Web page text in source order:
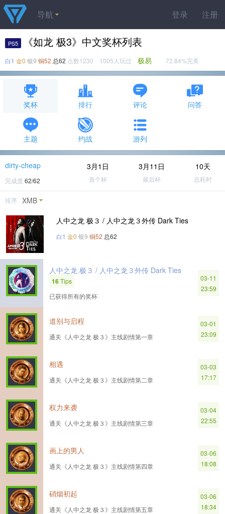
登录 注册
导航
PS5 《如龙 极3》中文奖杯列表
白1 金0 银9 铜52 总62 点数1230 1005人玩过 极易 72.84%完美
奖杯 排行 评论 问答
主题 约战 游列
dirty-cheap
完成度 62/62
3月1日
首个杯
3月11日
最后杯
10天
总耗时
排序 XMB
人中之龙 极３ / 人中之龙３外传 Dark Ties
白1 金0 银9 铜52 总62
人中之龙 极３ / 人中之龙３外传 Dark Ties
16Tips
已获得所有的奖杯
03-11
23:59
道别与启程
通关《人中之龙 极３》主线剧情第一章
03-01
23:09
相遇
通关《人中之龙 极３》主线剧情第二章
03-03
17:17
权力来袭
通关《人中之龙 极３》主线剧情第三章
03-04
22:55
画上的男人
通关《人中之龙 极３》主线剧情第四章
03-06
18:08
硝烟初起
通关《人中之龙 极３》主线剧情第五章
03-06
18:34